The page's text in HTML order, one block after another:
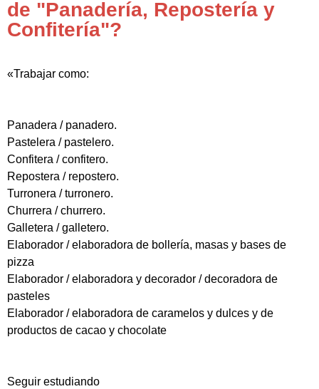
de "Panadería, Repostería y
Confitería"?
«Trabajar como:
Panadera / panadero.
Pastelera / pastelero.
Confitera / confitero.
Repostera / repostero.
Turronera / turronero.
Churrera / churrero.
Galletera / galletero.
Elaborador / elaboradora de bollería, masas y bases de
pizza
Elaborador / elaboradora y decorador / decoradora de
pasteles
Elaborador / elaboradora de caramelos y dulces y de
productos de cacao y chocolate
Seguir estudiando